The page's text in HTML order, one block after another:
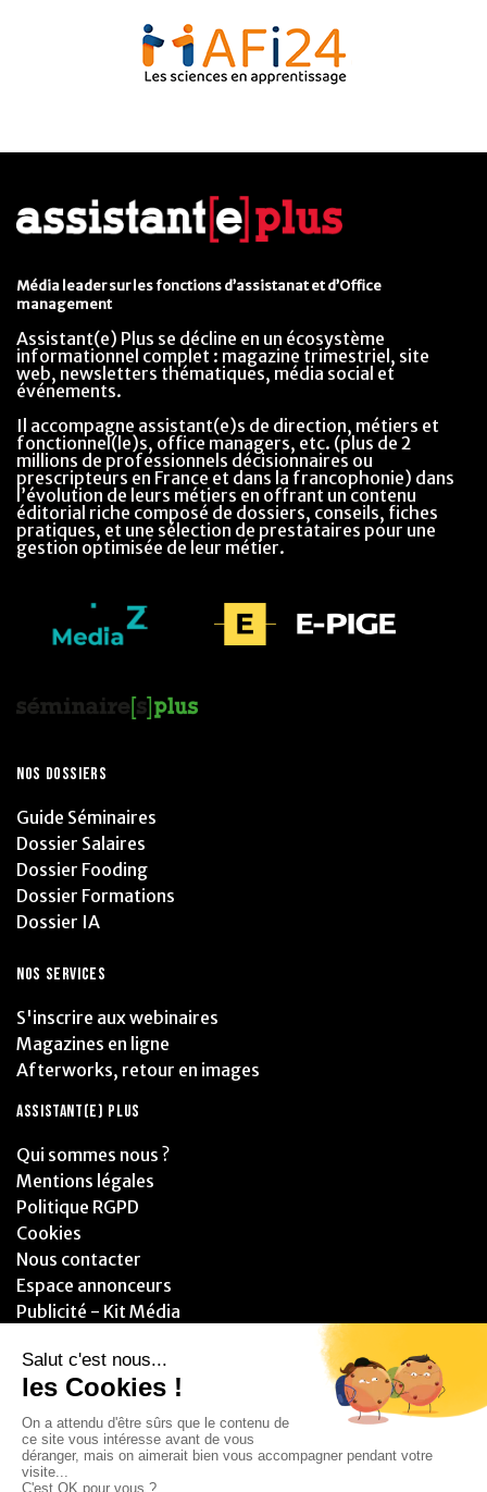
Média leader sur les fonctions d’assistanat et d’Office
management
Assistant(e) Plus se décline en un écosystème
informationnel complet : magazine trimestriel, site
web, newsletters thématiques, média social et
événements.
Il accompagne assistant(e)s de direction, métiers et
fonctionnel(le)s, office managers, etc. (plus de 2
millions de professionnels décisionnaires ou
prescripteurs en France et dans la francophonie) dans
l’évolution de leurs métiers en offrant un contenu
éditorial riche composé de dossiers, conseils, fiches
pratiques, et une sélection de prestataires pour une
gestion optimisée de leur métier.
NOS DOSSIERS
Guide Séminaires
Dossier Salaires
Dossier Fooding
Dossier Formations
Dossier IA
NOS SERVICES
S'inscrire aux webinaires
Magazines en ligne
Afterworks, retour en images
ASSISTANT(E) PLUS
Qui sommes nous ?
Mentions légales
Politique RGPD
Cookies
Nous contacter
Espace annonceurs
Publicité - Kit Média
PARTENAIRES